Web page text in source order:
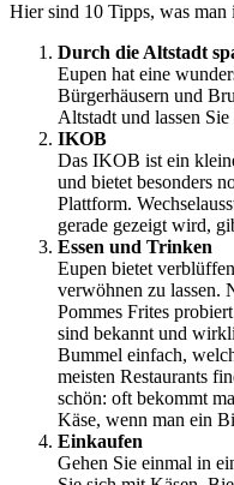
Hier sind 10 Tipps, was man
Durch die Altstadt
Eupen hat eine
Bürgerhäusern und
Altstadt und lassen
IKOB
Das IKOB ist ein
und bietet besonders
Plattform.
gerade gezeigt wird,
Essen und Trinken
Eupen bietet
verwöhnen zu lassen.
Pommes Frites
sind bekannt und
Bummel einfach,
meisten Restaurants
schön: oft bekommt
Käse, wenn man ein
Einkaufen
Gehen Sie einmal in